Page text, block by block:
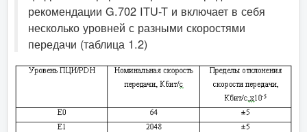
рекомендации G.702 ITU-T и включает в себя
несколько уровней с разными скоростями
передачи (таблица 1.2)